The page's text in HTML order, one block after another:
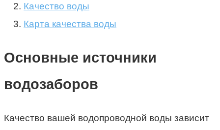
Качество воды
Карта качества воды
Основные источники
водозаборов
Качество вашей водопроводной воды зависит